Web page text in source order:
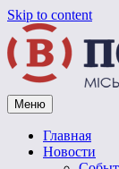
Skip to content
Vpoltave.info
Полтавский
Меню
Главная
Новости